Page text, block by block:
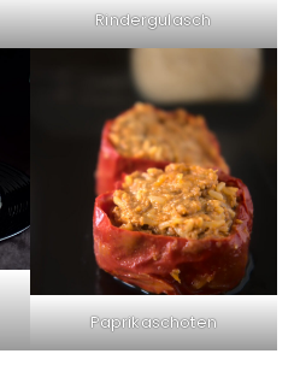
Rindergulasch
Paprikaschoten